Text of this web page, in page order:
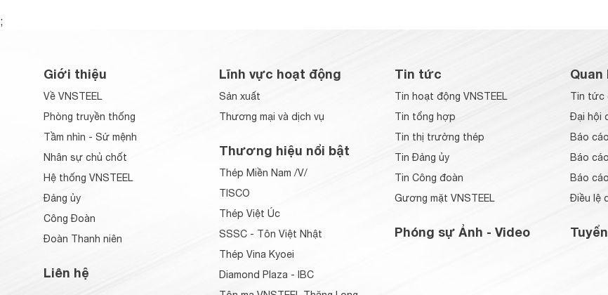
;
Giới thiệu
Về VNSTEEL
Phòng truyền thống
Tầm nhìn - Sứ mệnh
Nhân sự chủ chốt
Hệ thống VNSTEEL
Đảng ủy
Công Đoàn
Đoàn Thanh niên
Liên hệ
Lĩnh vực hoạt động
Sản xuất
Thương mại và dịch vụ
Thương hiệu nổi bật
Thép Miền Nam /V/
TISCO
Thép Việt Úc
SSSC - Tôn Việt Nhật
Thép Vina Kyoei
Diamond Plaza - IBC
Tin tức
Tin hoạt động VNSTEEL
Tin tổng hợp
Tin thị trường thép
Tin Đảng ủy
Tin Công đoàn
Gương mặt VNSTEEL
Phóng sự Ảnh - Video
Quan
Tin tức
Đại hội
Báo
Báo
Báo
Điều lệ